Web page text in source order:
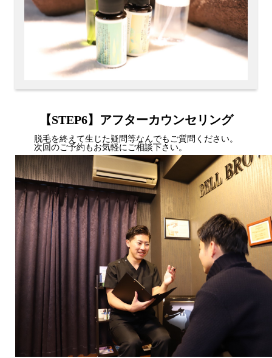
【STEP6】アフターカウンセリング
脱毛を終えて生じた疑問等なんでもご質問ください。
次回のご予約もお気軽にご相談下さい。